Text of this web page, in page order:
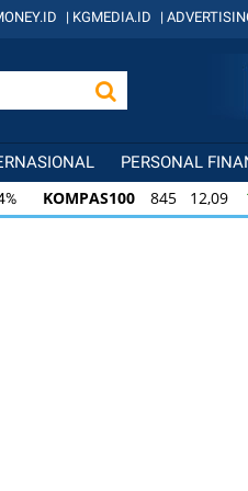
| KGMEDIA.ID |
PERSONAL
KOMPAS100 845 12,09
1,45% LQ45 640 9,44